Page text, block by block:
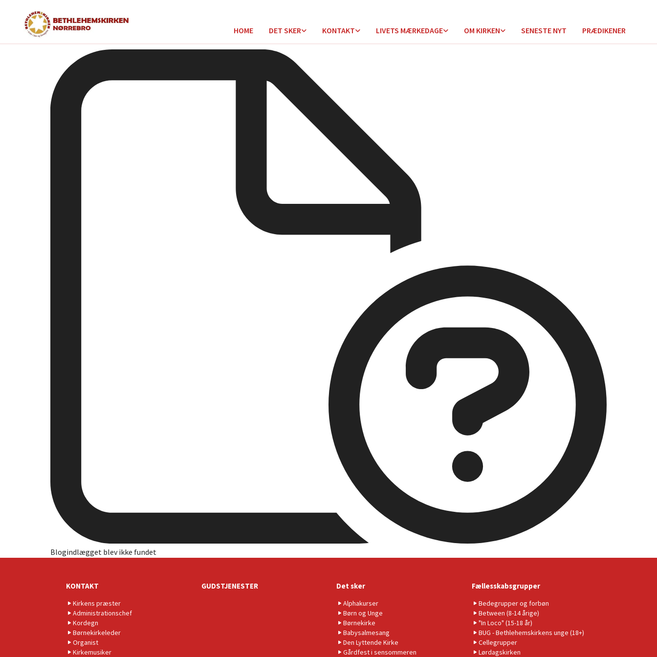
HOME DET SKER KONTAKT LIVETS MÆRKEDAGE OM KIRKEN SENESTE NYT PRÆDIKENER
Blogindlægget blev ikke fundet
KONTAKT
Kirkens præster
Administrationschef
Kordegn
Børnekirkeleder
Organist
Kirkemusiker
GUDSTJENESTER Det sker
Alphakurser
Børn og Unge
Børnekirke
Babysalmesang
Den Lyttende Kirke
Gårdfest i sensommeren
Fællesskabsgrupper
Bedegrupper og forbøn
Between (8-14 årige)
"In Loco" (15-18 år)
BUG - Bethlehemskirkens unge (18+)
Cellegrupper
Lørdagskirken